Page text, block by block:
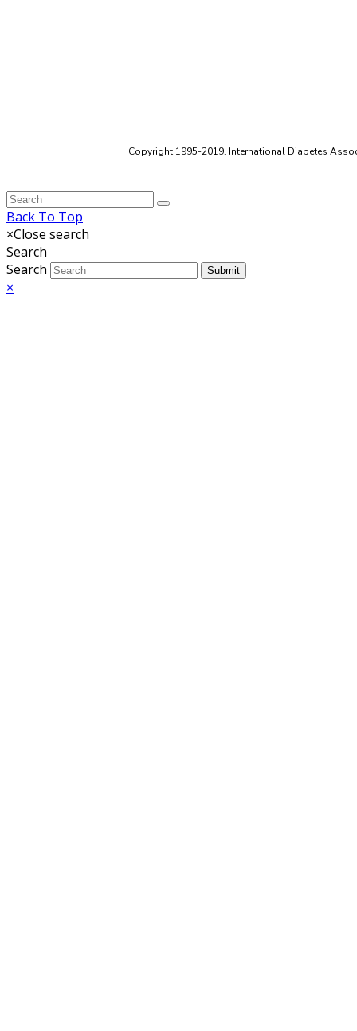
Copyright 1995-2019. International Diabetes
Back To Top
×Close search
Search
Search
Submit
×